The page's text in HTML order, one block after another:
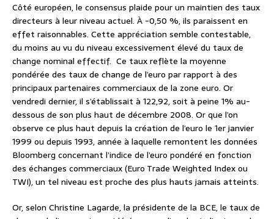
Côté européen, le consensus plaide pour un maintien des taux
directeurs à leur niveau actuel. À -0,50 %, ils paraissent en
effet raisonnables. Cette appréciation semble contestable,
du moins au vu du niveau excessivement élevé du taux de
change nominal effectif. Ce taux reflète la moyenne
pondérée des taux de change de l’euro par rapport à des
principaux partenaires commerciaux de la zone euro. Or
vendredi dernier, il s’établissait à 122,92, soit à peine 1% au-
dessous de son plus haut de décembre 2008. Or que l’on
observe ce plus haut depuis la création de l’euro le 1er janvier
1999 ou depuis 1993, année à laquelle remontent les données
Bloomberg concernant l’indice de l’euro pondéré en fonction
des échanges commerciaux (Euro Trade Weighted Index ou
TWI), un tel niveau est proche des plus hauts jamais atteints.
Or, selon Christine Lagarde, la présidente de la BCE, le taux de